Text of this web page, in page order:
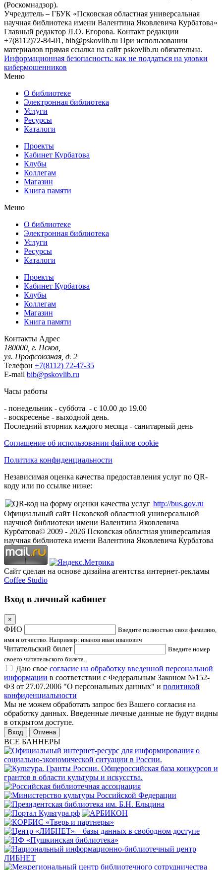
(Роскомнадзор).
Учредитель – ГБУК «Псковская областная универсальная
научная библиотека имени Валентина Яковлевича Курбатова»
Главный редактор Л.О. Егорова. Контакт редакции
+7(8112)72-84-01, bib@pskovlib.ru При использовании
материалов прямая ссылка на сайт pskovlib.ru обязательна.
Информационная безопасность: как не поддаться на уловки
кибермошенников
Меню
О библиотеке
Электронная библиотека
Услуги
Ресурсы
Каталоги
Проекты
Кабинет Курбатова
Клубы
Коллегам
Магазин
Книга памяти
Меню
О библиотеке
Электронная библиотека
Услуги
Ресурсы
Каталоги
Проекты
Кабинет Курбатова
Клубы
Коллегам
Магазин
Книга памяти
Контакты Адрес
180000, г. Псков,
ул. Профсоюзная, д. 2
Телефон +7(8112) 72-47-35
E-mail bib@pskovlib.ru
Часы работы
- понедельник - суббота - с 10.00 до 19.00
- воскресенье - выходной день.
Последний вторник каждого месяца - санитарный день
Соглашение об использовании файлов cookie
Политика конфиденциальности
Независимая оценка качества предоставления услуг по QR-
коду или по ссылке ниже:
http://bus.gov.ru
Официальный сайт Псковской областной универсальной
научной библиотеки имени Валентина Яковлевича
Курбатова© 2009 - 2026 Псковская областная универсальная
научная библиотека имени Валентина Яковлевича Курбатова
Сайт сделан на основе дизайна агентства интернет-рекламы
Coffee Studio
Вход в личный кабинет
×
ФИО
Введите полностью свои фамилию,
имя и отчество. Например: иванов иван иванович
Читательский билет
Введите номер
своего читательского билета.
Даю свое согласие на обработку введенной персональной
информации в соответствии с Федеральным Законом №152-
ФЗ от 27.07.2006 "О персональных данных" и политикой
конфиденциальности
Мы не можем обработать запрос без Вашего согласия на
обработку данных. Введенные личные данные не будут видны
в открытом доступе.
Отмена
ВСЕ БАННЕРЫ